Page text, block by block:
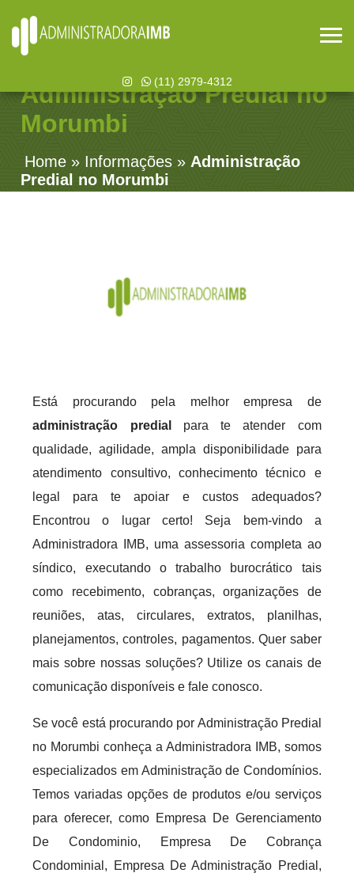
(11) 2979-4312
Administração Predial no
Morumbi
Home » Informações » Administração
Predial no Morumbi
Está procurando pela melhor empresa de
administração predial
para te atender com
qualidade, agilidade, ampla disponibilidade para
atendimento consultivo, conhecimento técnico e
legal para te apoiar e custos adequados?
Encontrou o lugar certo! Seja bem-vindo a
Administradora IMB, uma assessoria completa ao
síndico, executando o trabalho burocrático tais
como recebimento, cobranças, organizações de
reuniões, atas, circulares, extratos, planilhas,
planejamentos, controles, pagamentos. Quer saber
mais sobre nossas soluções? Utilize os canais de
comunicação disponíveis e fale conosco.
Se você está procurando por Administração Predial
no Morumbi conheça a Administradora IMB, somos
especializados em Administração de Condomínios.
Temos variadas opções de produtos e/ou serviços
para oferecer, como Empresa De Gerenciamento
De Condominio, Empresa De Cobrança
Condominial, Empresa De Administração Predial,